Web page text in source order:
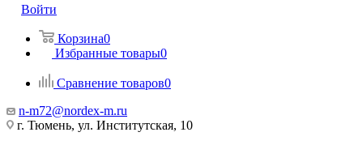
Войти
Корзина0
Избранные товары0
Сравнение товаров0
n-m72@nordex-m.ru
г. Тюмень, ул. Институтская, 10